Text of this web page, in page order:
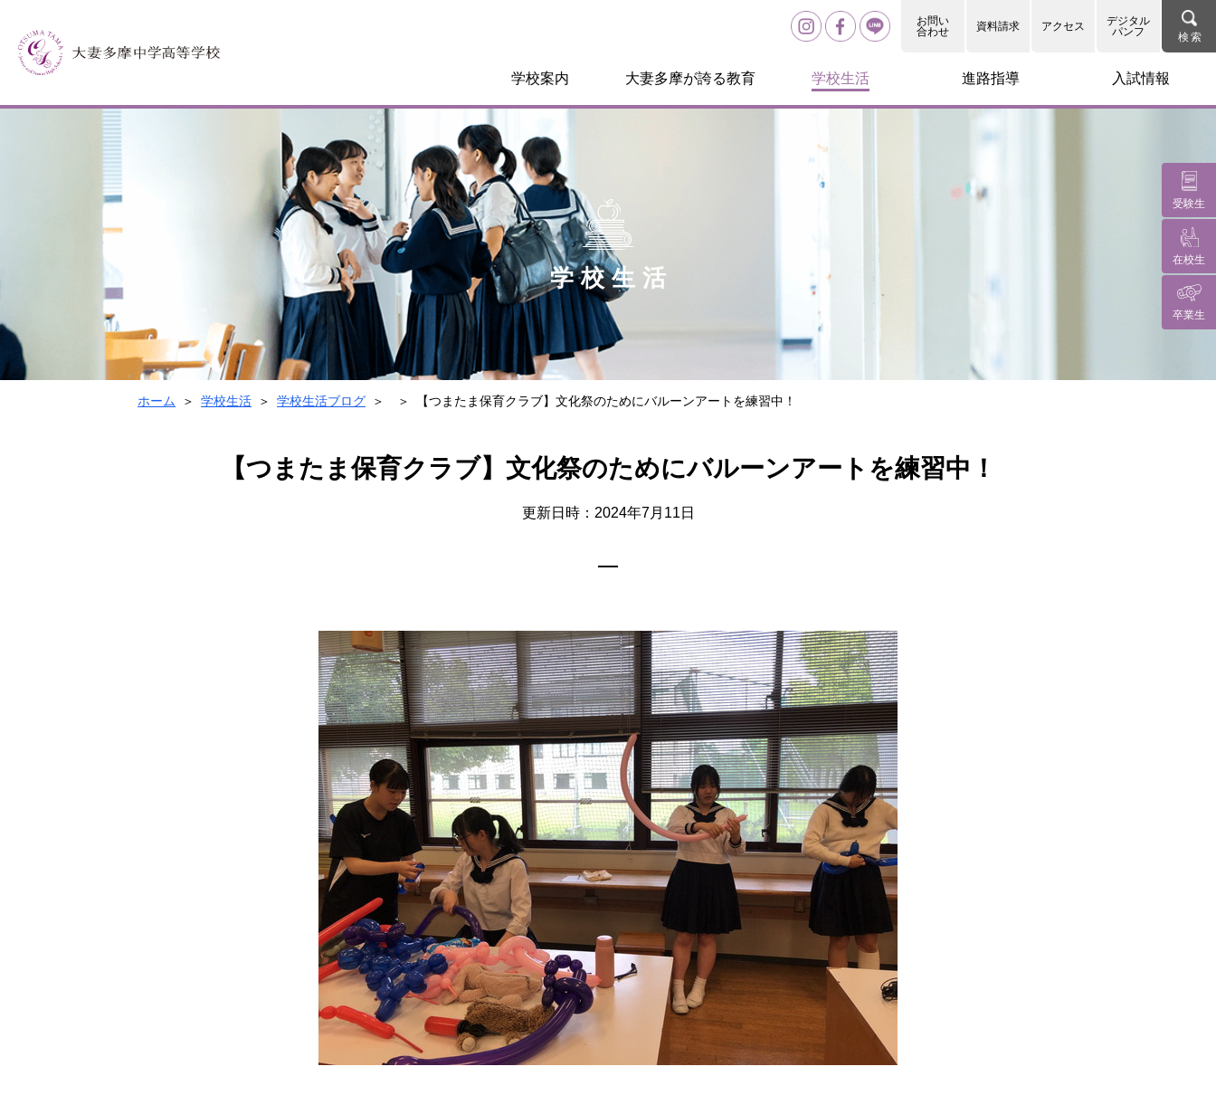
お問い
合わせ
資料請求 アクセス
デジタル
パンフ
学校案内 大妻多摩が誇る教育 学校生活 進路指導 入試情報
受験生
在校生
卒業生
学校生活
ホーム 学校生活 学校生活ブログ 【つまたま保育クラブ】文化祭のためにバルーンアートを練習中！
【つまたま保育クラブ】文化祭のためにバルーンアートを練習中！
更新日時：2024年7月11日